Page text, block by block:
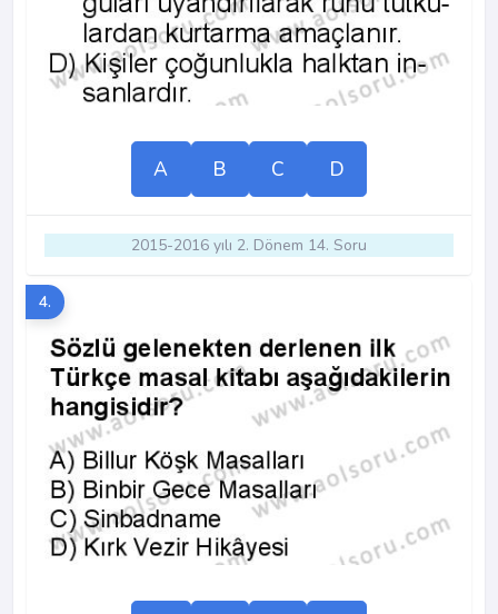
A B C D
2015-2016 yılı 2. Dönem 14. Soru
4.